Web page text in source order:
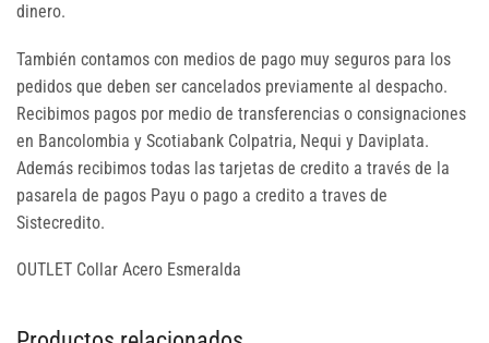
dinero.
También contamos con medios de pago muy seguros para los
pedidos que deben ser cancelados previamente al despacho.
Recibimos pagos por medio de transferencias o consignaciones
en Bancolombia y Scotiabank Colpatria, Nequi y Daviplata.
Además recibimos todas las tarjetas de credito a través de la
pasarela de pagos Payu o pago a credito a traves de
Sistecredito.
OUTLET Collar Acero Esmeralda